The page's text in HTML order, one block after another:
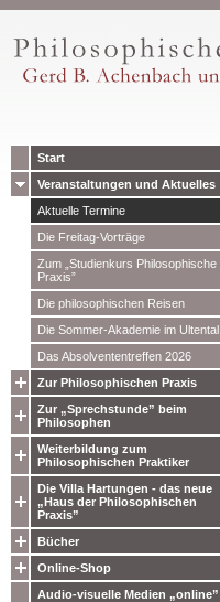
Start
Veranstaltungen und Aktuelles
Aktuelle Termine
Die Freitag-Vorträge
Zum „Studienkurs Philosophische
Praxis”
Die philosophischen Reisen
Die Sommer-Akademie im Ultental
Das Absolvententreffen 2026
Zur Philosophischen Praxis
Zur „Sprechstunde” beim
Philosophen
Weiterbildung zum
Philosophischen Praktiker
Die Villa Hartungen - das neue
„Haus der Philosophischen
Praxis”
Bücher
Online-Shop
Audio-visuelle Medien „online”